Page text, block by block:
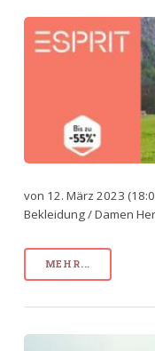
von 12. März 2023
Bekleidung / Damen
MEHR...